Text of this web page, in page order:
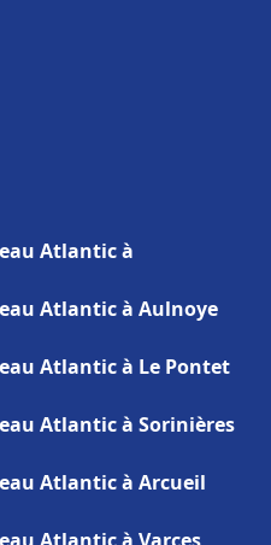
Atlantic à
Atlantic à Aulnoye
Atlantic à Le Pontet
Atlantic à Sorinières
Atlantic à Arcueil